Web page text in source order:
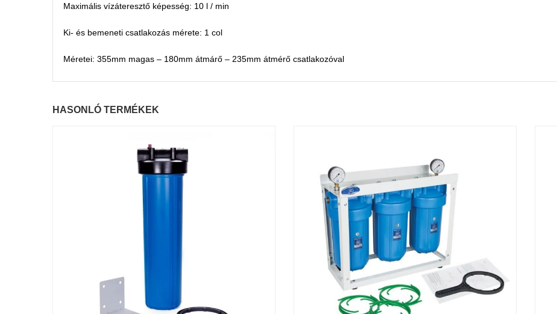
Maximális vízáteresztő képesség: 10 l / min
Ki- és bemeneti csatlakozás mérete: 1 col
Méretei: 355mm magas – 180mm átmárő – 235mm átmérő csatlakozóval
HASONLÓ TERMÉKEK